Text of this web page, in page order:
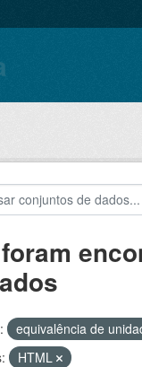
equivalência de
HTML